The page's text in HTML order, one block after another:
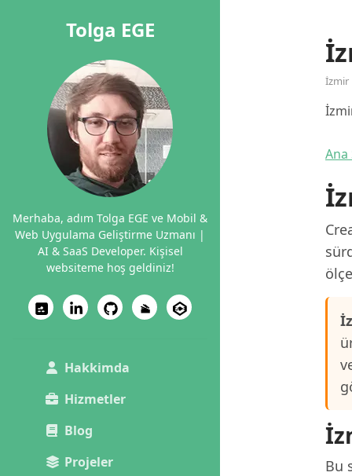
Tolga EGE
Merhaba, adım Tolga EGE ve Mobil &
Web Uygulama Geliştirme Uzmanı |
AI & SaaS Developer. Kişisel
websiteme hoş geldiniz!
Hakkimda
Hizmetler
Blog
Projeler
İzmir
Ana
Bu